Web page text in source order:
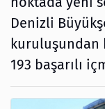
Denizli
kuruluşundan
193 başarılı